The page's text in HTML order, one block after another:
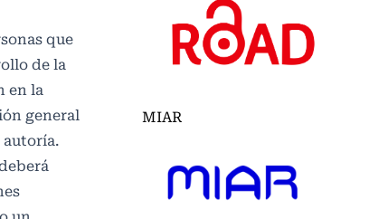
que
de la
en la
general
MIAR